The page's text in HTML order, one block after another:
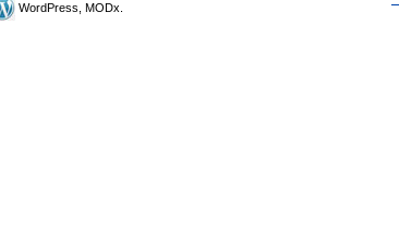
WordPress, MODx.